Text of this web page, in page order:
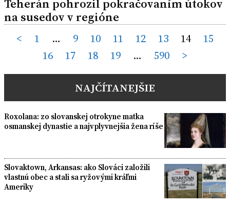
Teherán pohrozil pokračovaním útokov
na susedov v regióne
Posts
pagination
< 1 … 9 10 11 12 13 14
15
16
17 18 19 … 590 >
NAJČÍTANEJŠIE
Roxolana: zo slovanskej otrokyne matka
osmanskej dynastie a najvplyvnejšia žena ríše
Slovaktown, Arkansas: ako Slováci založili
vlastnú obec a stali sa ryžovými kráľmi
Ameriky